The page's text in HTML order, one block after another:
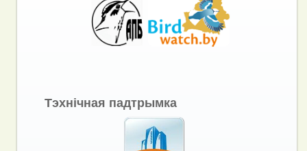
Тэхнічная падтрымка